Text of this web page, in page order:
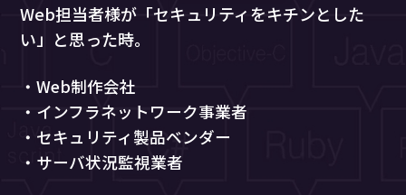
Web担当者様が「セキュリティをキチンとした
い」と思った時。
・Web制作会社
・インフラネットワーク事業者
・セキュリティ製品ベンダー
・サーバ状況監視業者